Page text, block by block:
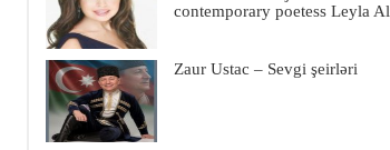
contemporary poetess Leyla
Zaur Ustac – Sevgi şeirləri